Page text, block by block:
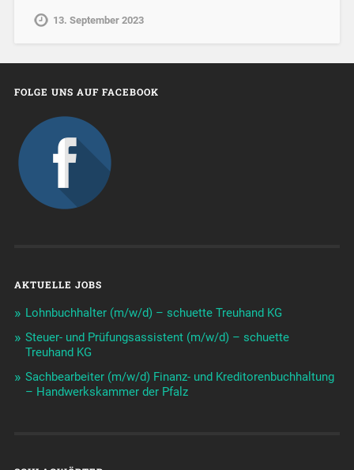
13. September 2023
FOLGE UNS AUF FACEBOOK
AKTUELLE JOBS
Lohnbuchhalter (m/w/d) – schuette Treuhand KG
Steuer- und Prüfungsassistent (m/w/d) – schuette
Treuhand KG
Sachbearbeiter (m/w/d) Finanz- und Kreditorenbuchhaltung
– Handwerkskammer der Pfalz